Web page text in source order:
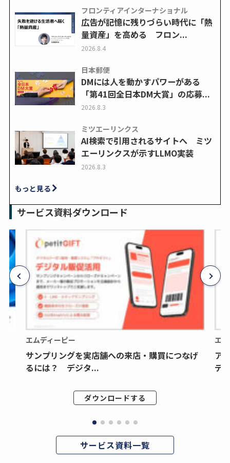
フロンティアインターナショナル
広告が記憶に残りづらい時代に「熱
量資産」を高める フロン...
2026.8.4
日本郵便
DMには人を動かすパワーがある
「第41回全日本DM大賞」の応募...
2026.8.3
ミツエーリンクス
AI検索で引用されるサイトへ ミツ
エーリンクスが示すLLMO実装
2026.8.3
もっと見る
サービス資料ダウンロード
エムディーピー
サンプリングを実店舗への来店・購買につなげ
るには？ デジタ...
ダウンロードする
エ
ア
デ
サービス資料一覧